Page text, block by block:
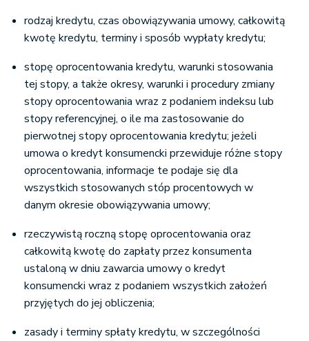
rodzaj kredytu, czas obowiązywania umowy, całkowitą
kwotę kredytu, terminy i sposób wypłaty kredytu;
stopę oprocentowania kredytu, warunki stosowania
tej stopy, a także okresy, warunki i procedury zmiany
stopy oprocentowania wraz z podaniem indeksu lub
stopy referencyjnej, o ile ma zastosowanie do
pierwotnej stopy oprocentowania kredytu; jeżeli
umowa o kredyt konsumencki przewiduje różne stopy
oprocentowania, informacje te podaje się dla
wszystkich stosowanych stóp procentowych w
danym okresie obowiązywania umowy;
rzeczywistą roczną stopę oprocentowania oraz
całkowitą kwotę do zapłaty przez konsumenta
ustaloną w dniu zawarcia umowy o kredyt
konsumencki wraz z podaniem wszystkich założeń
przyjętych do jej obliczenia;
zasady i terminy spłaty kredytu, w szczególności